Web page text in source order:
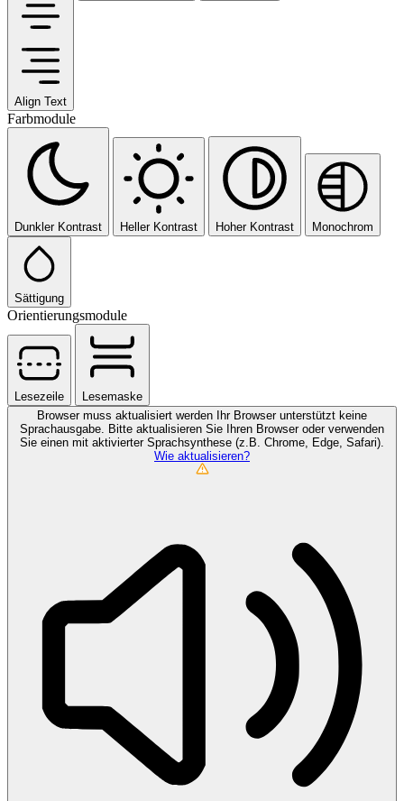
Align Text
Farbmodule
Dunkler Kontrast Heller Kontrast Hoher Kontrast Monochrom
Sättigung
Orientierungsmodule
Lesezeile
Lesemaske
Browser muss aktualisiert werden
Ihr Browser unterstützt keine
Sprachausgabe. Bitte aktualisieren Sie Ihren Browser oder verwenden
Sie einen mit aktivierter Sprachsynthese (z.B. Chrome, Edge, Safari).
Wie aktualisieren?